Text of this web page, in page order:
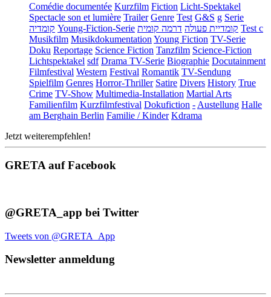
Comédie documentée Kurzfilm Fiction Licht-Spektakel
Spectacle son et lumière Trailer Genre Test G&S g Serie
קומדיה Young-Fiction-Serie קומדיית פעולה דרמה קומית
Test c
Musikfilm Musikdokumentation Young Fiction TV-Serie
Doku Reportage Science Fiction Tanzfilm Science-Fiction
Lichtspektakel sdf Drama TV-Serie Biographie Docutainment
Filmfestival Western Festival Romantik TV-Sendung
Spielfilm Genres Horror-Thriller Satire Divers History True
Crime TV-Show Multimedia-Installation Martial Arts
Familienfilm Kurzfilmfestival Dokufiction - Austellung Halle
am Berghain Berlin Familie / Kinder Kdrama
Jetzt weiterempfehlen!
GRETA auf Facebook
@GRETA_app bei Twitter
Tweets von @GRETA_App
Newsletter anmeldung